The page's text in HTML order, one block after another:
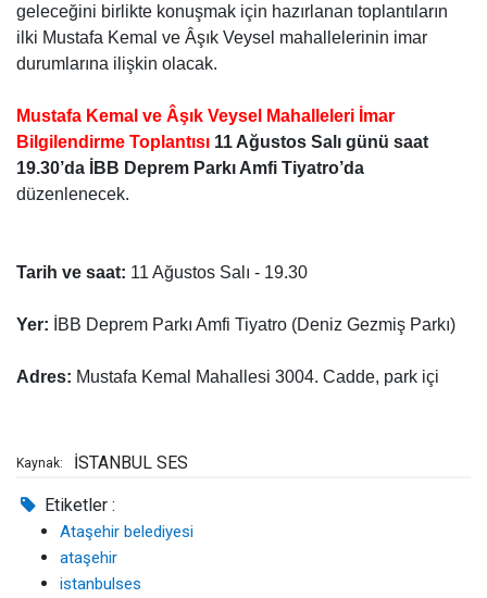
geleceğini birlikte konuşmak için hazırlanan toplantıların
ilki Mustafa Kemal ve Âşık Veysel mahallelerinin imar
durumlarına ilişkin olacak.
Mustafa Kemal ve Âşık Veysel Mahalleleri İmar
Bilgilendirme Toplantısı 11 Ağustos Salı günü saat
19.30’da İBB Deprem Parkı Amfi Tiyatro’da
düzenlenecek.
Tarih ve saat: 11 Ağustos Salı - 19.30
Yer: İBB Deprem Parkı Amfi Tiyatro (Deniz Gezmiş Parkı)
Adres: Mustafa Kemal Mahallesi 3004. Cadde, park içi
Kaynak: İSTANBUL SES
Etiketler :
Ataşehir belediyesi
ataşehir
istanbulses